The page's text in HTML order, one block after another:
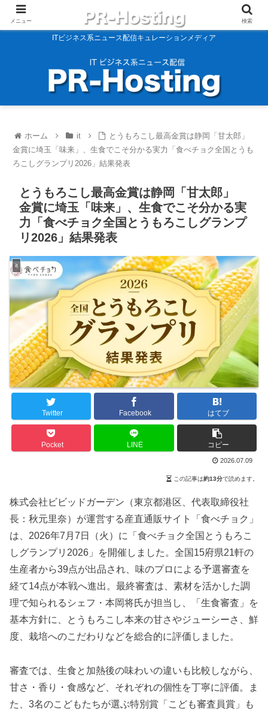
ITビジネス系ニュース配信キュレーションメディア
ホーム it
とうもろこし最高金賞は静岡「甘太郎」
金賞に埼玉「味来」、生食でこそ分かる実力「食べチョク全国とうも
ろこしグランプリ2026」結果発表
とうもろこし最高金賞は静岡「甘太郎」
金賞に埼玉「味来」、生食でこそ分かる実
力「食べチョク全国とうもろこしグランプ
リ2026」結果発表
it
Twitter Facebook はてブ
Pocket LINE コピー
2026.07.09
この記事は約13分で読めます。
株式会社ビビッドガーデン（東京都港区、代表取締役社
長：秋元里奈）が運営する産直通販サイト「食べチョク」
は、2026年7月7日（火）に「食べチョク全国とうもろこ
しグランプリ2026」を開催しました。全国15府県21軒の
生産者から39点が出品され、味のプロによる予選審査を
経て14点が本戦へ進出。最終審査は、素材を活かした調
理で知られるシェフ・本岡将氏が担当し、「生食審査」を
基本方針に、とうもろこし本来の甘さやジューシーさ、鮮
度、栽培へのこだわりなどを総合的に評価しました。
審査では、生食と加熱後の味わいの違いも比較しながら、
甘さ・香り・食感など、それぞれの個性を丁寧に評価。ま
た、3名のこどもたちが選ぶ特別賞「こども審査員賞」も
メニュー 検索